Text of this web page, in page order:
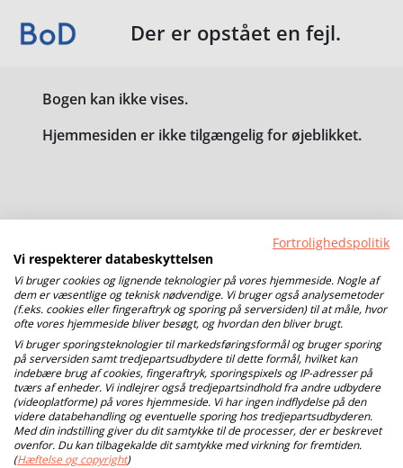
Der er opstået en fejl.
Bogen kan ikke vises.
Hjemmesiden er ikke tilgængelig for øjeblikket.
Fortrolighedspolitik
Vi respekterer databeskyttelsen
Vi bruger cookies og lignende teknologier på vores hjemmeside. Nogle af
dem er væsentlige og teknisk nødvendige. Vi bruger også analysemetoder
(f.eks. cookies eller fingeraftryk og sporing på serversiden) til at måle, hvor
ofte vores hjemmeside bliver besøgt, og hvordan den bliver brugt.
Vi bruger sporingsteknologier til markedsføringsformål og bruger sporing
på serversiden samt tredjepartsudbydere til dette formål, hvilket kan
indebære brug af cookies, fingeraftryk, sporingspixels og IP-adresser på
tværs af enheder. Vi indlejrer også tredjepartsindhold fra andre udbydere
(videoplatforme) på vores hjemmeside. Vi har ingen indflydelse på den
videre databehandling og eventuelle sporing hos tredjepartsudbyderen.
Med din indstilling giver du dit samtykke til de processer, der er beskrevet
ovenfor. Du kan tilbagekalde dit samtykke med virkning for fremtiden.
(Hæftelse og copyright)